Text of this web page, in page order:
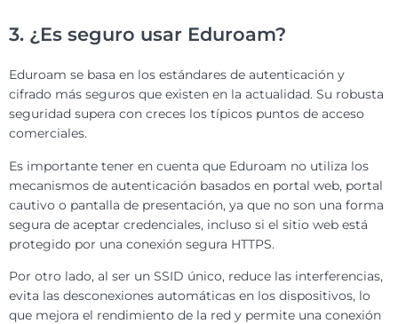
3. ¿Es seguro usar Eduroam?
Eduroam se basa en los estándares de autenticación y
cifrado más seguros que existen en la actualidad. Su robusta
seguridad supera con creces los típicos puntos de acceso
comerciales.
Es importante tener en cuenta que Eduroam no utiliza los
mecanismos de autenticación basados ​​en portal web, portal
cautivo o pantalla de presentación, ya que no son una forma
segura de aceptar credenciales, incluso si el sitio web está
protegido por una conexión segura HTTPS.
Por otro lado, al ser un SSID único, reduce las interferencias,
evita las desconexiones automáticas en los dispositivos, lo
que mejora el rendimiento de la red y permite una conexión